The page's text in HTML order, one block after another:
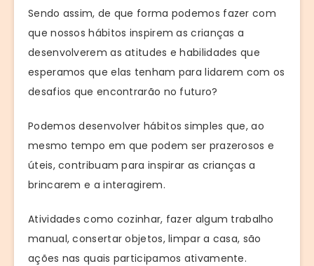
Sendo assim, de que forma podemos fazer com
que nossos hábitos inspirem as crianças a
desenvolverem as atitudes e habilidades que
esperamos que elas tenham para lidarem com os
desafios que encontrarão no futuro?
Podemos desenvolver hábitos simples que, ao
mesmo tempo em que podem ser prazerosos e
úteis, contribuam para inspirar as crianças a
brincarem e a interagirem.
Atividades como cozinhar, fazer algum trabalho
manual, consertar objetos, limpar a casa, são
ações nas quais participamos ativamente.